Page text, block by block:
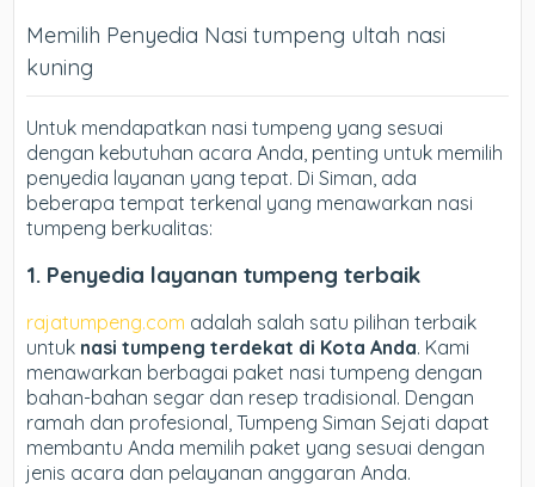
Memilih Penyedia Nasi tumpeng ultah nasi
kuning
Untuk mendapatkan nasi tumpeng yang sesuai
dengan kebutuhan acara Anda, penting untuk memilih
penyedia layanan yang tepat. Di Siman, ada
beberapa tempat terkenal yang menawarkan nasi
tumpeng berkualitas:
1. Penyedia layanan tumpeng terbaik
rajatumpeng.com adalah salah satu pilihan terbaik
untuk nasi tumpeng terdekat di Kota Anda. Kami
menawarkan berbagai paket nasi tumpeng dengan
bahan-bahan segar dan resep tradisional. Dengan
ramah dan profesional, Tumpeng Siman Sejati dapat
membantu Anda memilih paket yang sesuai dengan
jenis acara dan pelayanan anggaran Anda.